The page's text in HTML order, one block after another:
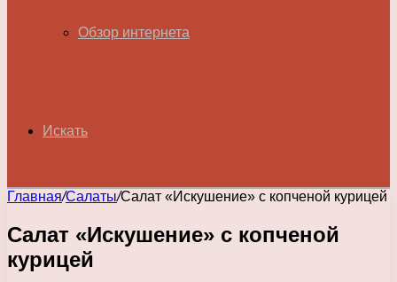
Обзор интернета
Искать
Главная/Салаты/Салат «Искушение» с копченой курицей
Салат «Искушение» с копченой
курицей